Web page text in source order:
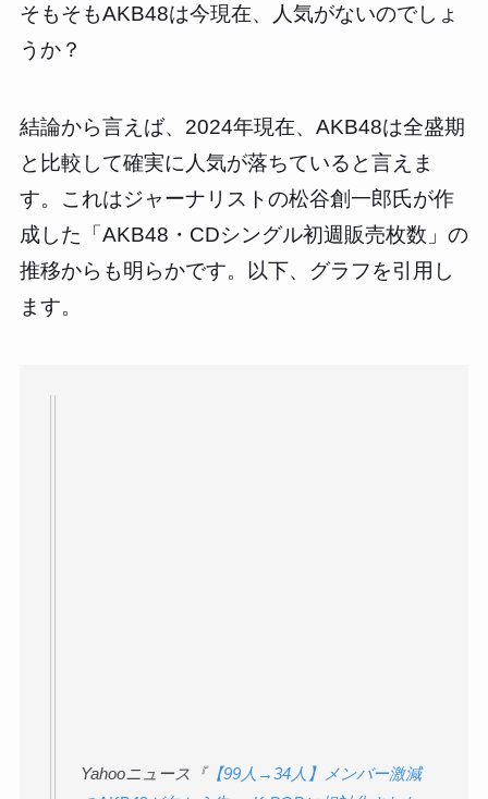
そもそもAKB48は今現在、人気がないのでしょ
うか？
結論から言えば、2024年現在、AKB48は全盛期
と比較して確実に人気が落ちていると言えま
す。これはジャーナリストの松谷創一郎氏が作
成した「AKB48・CDシングル初週販売枚数」の
推移からも明らかです。以下、グラフを引用し
ます。
Yahooニュース『【99人→34人】メンバー激減